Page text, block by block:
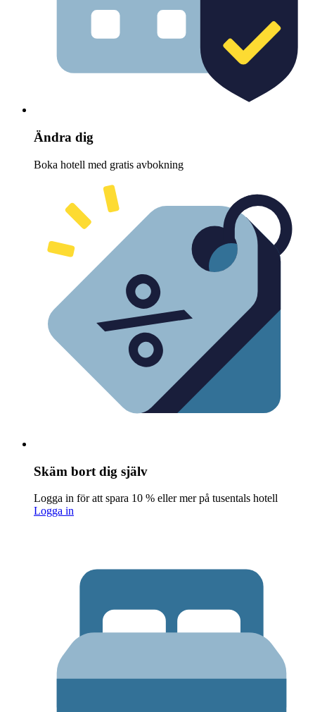
Ändra dig
Boka hotell med gratis avbokning
Skäm bort dig själv
Logga in för att spara 10 % eller mer på tusentals hotell
Logga in